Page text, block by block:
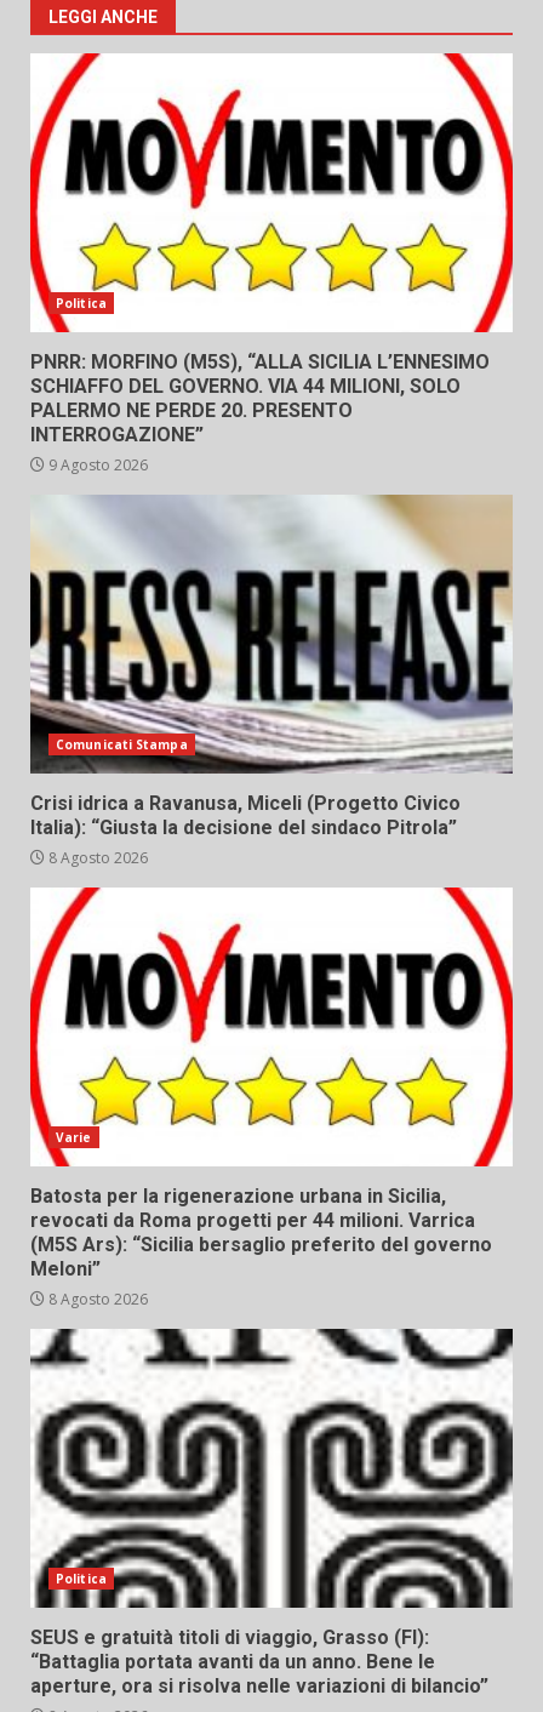
LEGGI ANCHE
Politica
PNRR: MORFINO (M5S), “ALLA SICILIA L’ENNESIMO
SCHIAFFO DEL GOVERNO. VIA 44 MILIONI, SOLO
PALERMO NE PERDE 20. PRESENTO
INTERROGAZIONE”
9 Agosto 2026
Comunicati Stampa
Crisi idrica a Ravanusa, Miceli (Progetto Civico
Italia): “Giusta la decisione del sindaco Pitrola”
8 Agosto 2026
Varie
Batosta per la rigenerazione urbana in Sicilia,
revocati da Roma progetti per 44 milioni. Varrica
(M5S Ars): “Sicilia bersaglio preferito del governo
Meloni”
8 Agosto 2026
Politica
SEUS e gratuità titoli di viaggio, Grasso (FI):
“Battaglia portata avanti da un anno. Bene le
aperture, ora si risolva nelle variazioni di bilancio”